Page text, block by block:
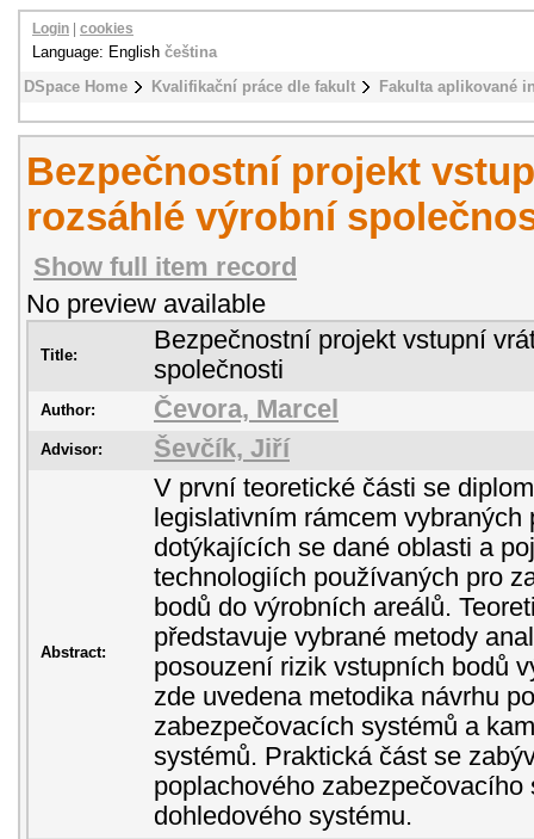
DSpace Home Kvalifikační práce dle fakult Fakulta aplikované
Login cookies
Language: English čeština
Bezpečnostní projekt
rozsáhlé výrobní
Show full item record
No preview available
Title:
Bezpečnostní projekt vstupní
společnosti
Author: Čevora, Marcel
Advisor: Ševčík, Jiří
Abstract:
V první teoretické části se
legislativním rámcem
dotýkajících se dané oblasti a
technologiích používaných pro
bodů do výrobních areálů.
představuje vybrané metody
posouzení rizik vstupních bodů
zde uvedena metodika návrhu
zabezpečovacích systémů a
systémů. Praktická část se
poplachového
dohledového systému.